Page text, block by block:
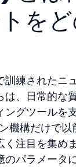
を
練されたニ
、日常的な
グツールを
機構だけで
注目を集め
パラメータ